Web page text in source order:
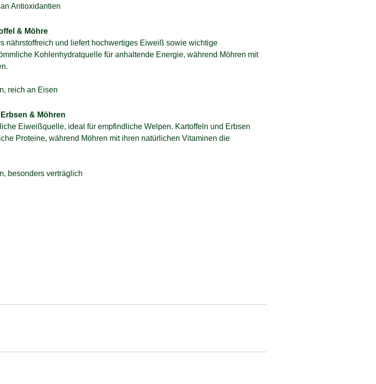
Antioxidantien
& Möhre
nährstoffreich und liefert hochwertiges Eiweiß sowie wichtige
Kohlenhydratquelle für anhaltende Energie, während Möhren mit
reich an Eisen
& Möhren
Eiweißquelle, ideal für empfindliche Welpen. Kartoffeln und Erbsen
Proteine, während Möhren mit ihren natürlichen Vitaminen die
besonders verträglich